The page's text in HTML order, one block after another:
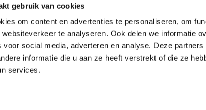
gebruik van cookies
om content en advertenties te personaliseren, om
te analyseren. Ook delen we informatie
voor social media, adverteren en analyse. Deze
informatie die u aan ze heeft verstrekt of die ze
services.
Volg ons op:
Facebook
Youtube